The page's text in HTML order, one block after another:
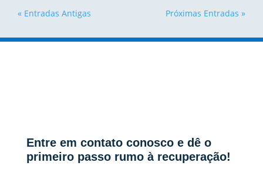
« Entradas Antigas Próximas Entradas »
Entre em contato conosco e dê o
primeiro passo rumo à recuperação!